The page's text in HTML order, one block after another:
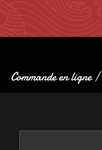
Commande en ligne/